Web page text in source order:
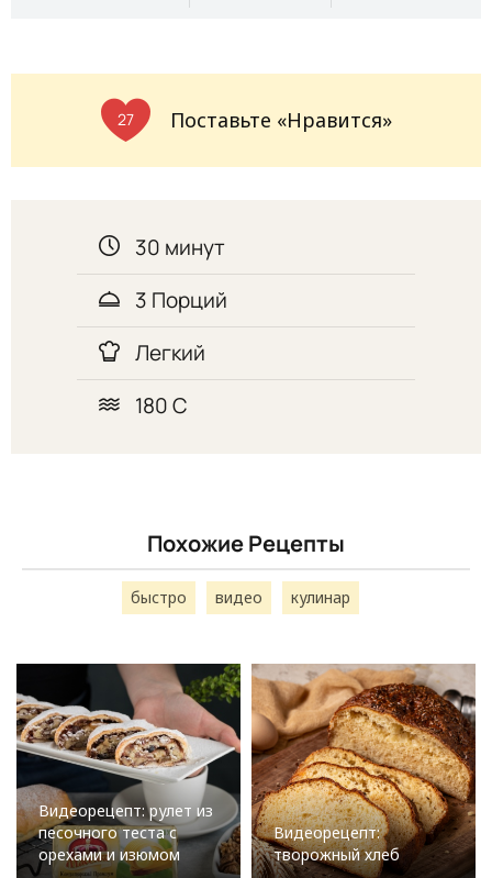
27 Поставьте «Нравится»
30 минут
3 Порций
Легкий
180 С
Похожие Рецепты
быстро видео кулинар
Видеорецепт: рулет из
песочного теста с
орехами и изюмом
Видеорецепт:
творожный хлеб